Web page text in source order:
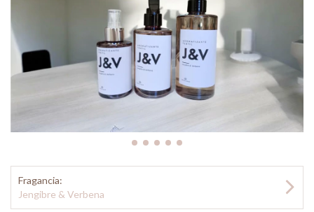
Fragancia:
Jengibre & Verbena